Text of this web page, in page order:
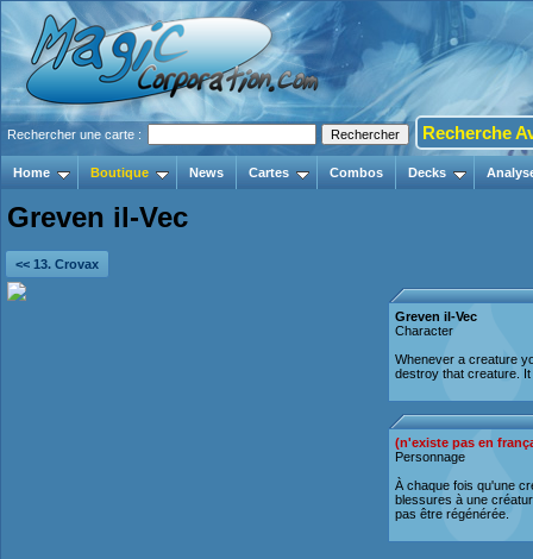
Rechercher une carte : Recherche
Home Boutique News Cartes Combos Decks
Greven il-Vec
<< 13. Crovax
Greven il-Vec
Character
Whenever a creature
destroy that creature.
(n'existe pas en
Personnage
À chaque fois qu'une
blessures à une
pas être régénérée.